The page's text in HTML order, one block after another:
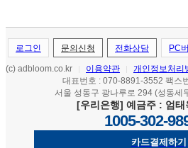
로그인 문의신청 전화상담 PC
(c) adbloom.co.kr 이용약관
개인정보처리
대표번호 : 070-8891-3552 팩스
서울 성동구 광나루로 294 (성동세
[우리은행] 예금주 : 엄태
1005-302-
카드결제하기